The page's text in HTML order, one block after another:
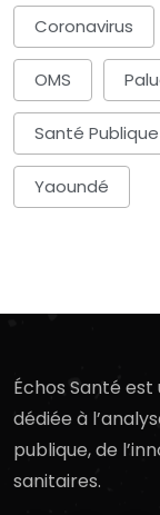
Coronavirus
OMS
Santé Publique
Yaoundé
Échos Santé
dédiée à
publique, de
sanitaires.